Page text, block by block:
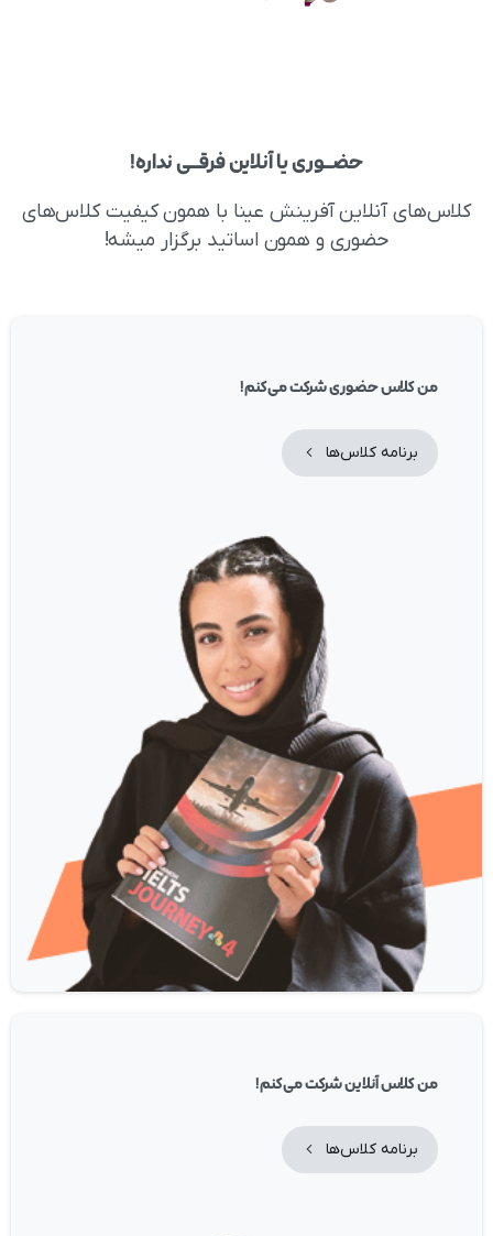
حضــورییاآنلاینفرقــینداره!
کلاس‌های آنلاین آفرینش عینا با همون کیفیت کلاس‌های
حضوری و همون اساتید برگزار میشه!
من کلاس‌ حضوری شرکت می‌کنم!
برنامه کلاس‌ها
من کلاس‌ آنلاین شرکت می‌کنم!
برنامه کلاس‌ها